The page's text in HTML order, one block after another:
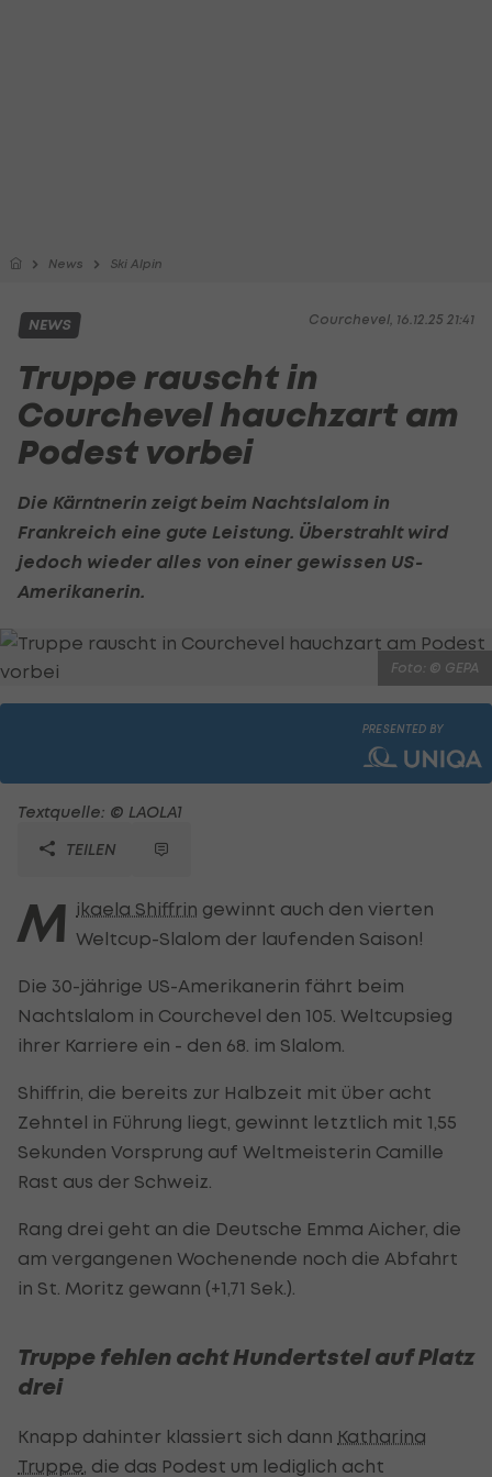
News Ski Alpin
Courchevel, 16.12.25 21:41
NEWS
Truppe rauscht in
Courchevel hauchzart am
Podest vorbei
Die Kärntnerin zeigt beim Nachtslalom in
Frankreich eine gute Leistung. Überstrahlt wird
jedoch wieder alles von einer gewissen US-
Amerikanerin.
Foto: © GEPA
PRESENTED BY
Textquelle: © LAOLA1
TEILEN
M ikaela Shiffrin gewinnt auch den vierten
Weltcup-Slalom der laufenden Saison!
Die 30-jährige US-Amerikanerin fährt beim
Nachtslalom in Courchevel den 105. Weltcupsieg
ihrer Karriere ein - den 68. im Slalom.
Shiffrin, die bereits zur Halbzeit mit über acht
Zehntel in Führung liegt, gewinnt letztlich mit 1,55
Sekunden Vorsprung auf Weltmeisterin Camille
Rast aus der Schweiz.
Rang drei geht an die Deutsche Emma Aicher, die
am vergangenen Wochenende noch die Abfahrt
in St. Moritz gewann (+1,71 Sek.).
Truppe fehlen acht Hundertstel auf Platz
drei
Knapp dahinter klassiert sich dann Katharina
Truppe , die das Podest um lediglich acht